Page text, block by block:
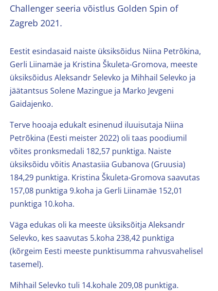
Challenger seeria võistlus Golden Spin of
Zagreb 2021.
Eestit esindasaid naiste üksiksõidus Niina Petrõkina,
Gerli Liinamäe ja Kristina Škuleta-Gromova, meeste
üksiksõidus Aleksandr Selevko ja Mihhail Selevko ja
jäätantsus Solene Mazingue ja Marko Jevgeni
Gaidajenko.
Terve hooaja edukalt esinenud iluuisutaja Niina
Petrõkina (Eesti meister 2022) oli taas poodiumil
võites pronksmedali 182,57 punktiga. Naiste
üksiksõidu võitis Anastasiia Gubanova (Gruusia)
184,29 punktiga. Kristina Škuleta-Gromova saavutas
157,08 punktiga 9.koha ja Gerli Liinamäe 152,01
punktiga 10.koha.
Väga edukas oli ka meeste üksiksõitja Aleksandr
Selevko, kes saavutas 5.koha 238,42 punktiga
(kõrgeim Eesti meeste punktisumma rahvusvahelisel
tasemel).
Mihhail Selevko tuli 14.kohale 209,08 punktiga.